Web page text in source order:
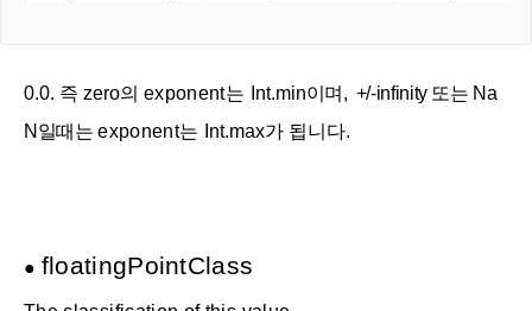
0.0. 즉 zero의 exponent는 Int.min이며, +/-infinity 또는 Na
N일때는exponent는 Int.max가 됩니다.
● floatingPointClass